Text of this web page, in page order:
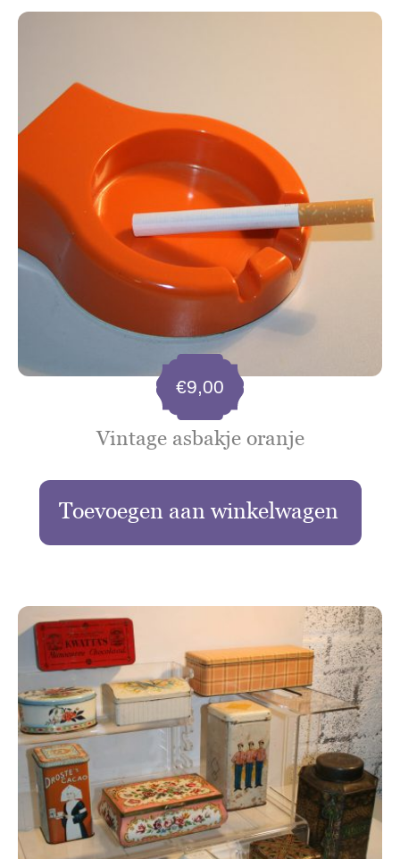
Vintage asbakje oranje
€9,00
Toevoegen aan winkelwagen